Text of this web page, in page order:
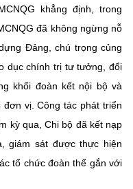
và Công Nghệ
hành lại thông tin từ
khẳng định, trong
đã không ngừng nỗ
Đảng, chú trọng củng
dục chính trị tư tưởng, đổi
khối đoàn kết nội bộ và
vị. Công tác phát triển
kỳ qua, Chi bộ đã kết nạp
giám sát được thực hiện
tổ chức đoàn thể gắn với